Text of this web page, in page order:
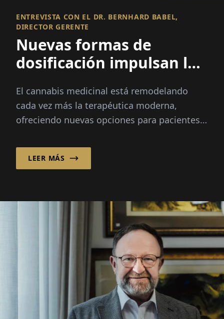
ENTREVISTA CON EL DR. BERNHARD BABEL,
DIRECTOR GERENTE
Nuevas formas de
dosificación impulsan la
cannabis medicinal
El cannabis medicinal está remodelando
cada vez más la terapéutica moderna,
ofreciendo nuevas opciones para pacientes
condiciones severas...
LEER MÁS